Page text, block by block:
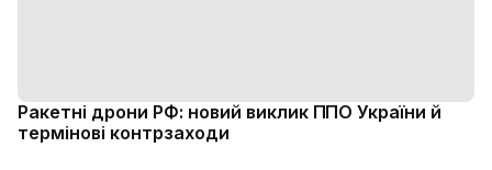
Ракетні дрони РФ: новий виклик ППО України й
термінові контрзаходи